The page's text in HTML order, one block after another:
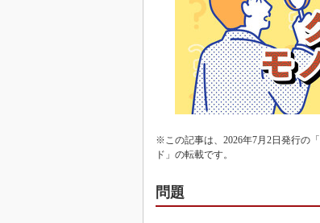
※この記事は、2026年7月2日発行の「
ド」の転載です。
問題